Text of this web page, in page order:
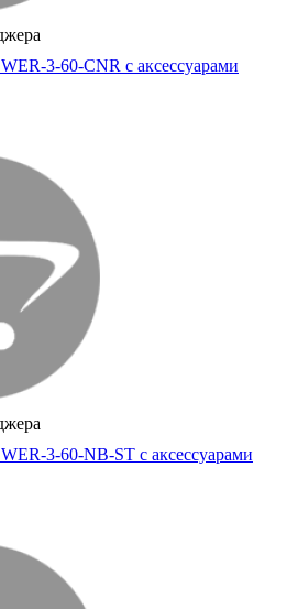
3-60-CNR с аксессуарами
3-60-NB-ST с аксессуарами